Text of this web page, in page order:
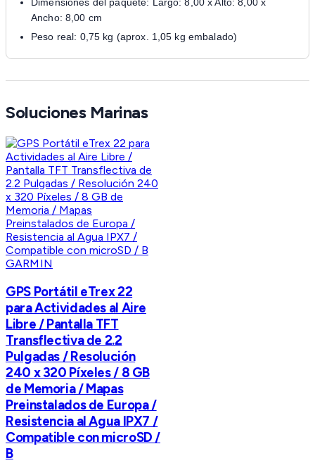
Ancho: 8,00 cm
Peso real: 0,75 kg (aprox. 1,05 kg embalado)
Soluciones Marinas
GARMIN
GPS Portátil eTrex 22
para Actividades al Aire
Libre / Pantalla TFT
Transflectiva de 2.2
Pulgadas / Resolución
240 x 320 Píxeles / 8 GB
de Memoria / Mapas
Preinstalados de Europa /
Resistencia al Agua IPX7 /
Compatible con microSD /
B